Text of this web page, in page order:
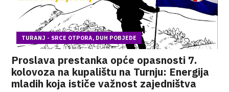
TURANJ - SRCE OTPORA, DUH POBJEDE
Proslava prestanka opće opasnosti 7.
kolovoza na kupalištu na Turnju: Energija
mladih koja ističe važnost zajedništva